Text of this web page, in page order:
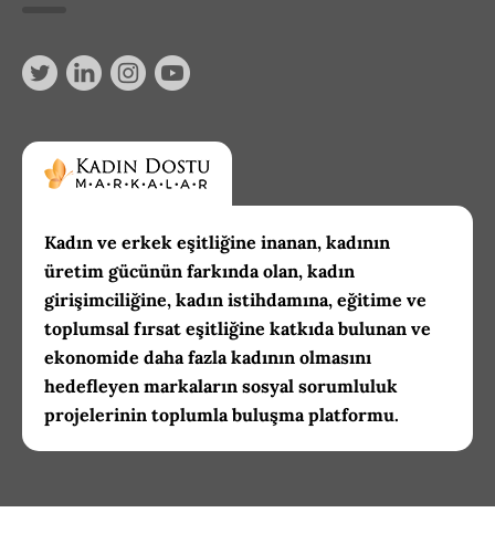
Kadın ve erkek eşitliğine inanan, kadının
üretim gücünün farkında olan, kadın
girişimciliğine, kadın istihdamına, eğitime ve
toplumsal fırsat eşitliğine katkıda bulunan ve
ekonomide daha fazla kadının olmasını
hedefleyen markaların sosyal sorumluluk
projelerinin toplumla buluşma platformu.